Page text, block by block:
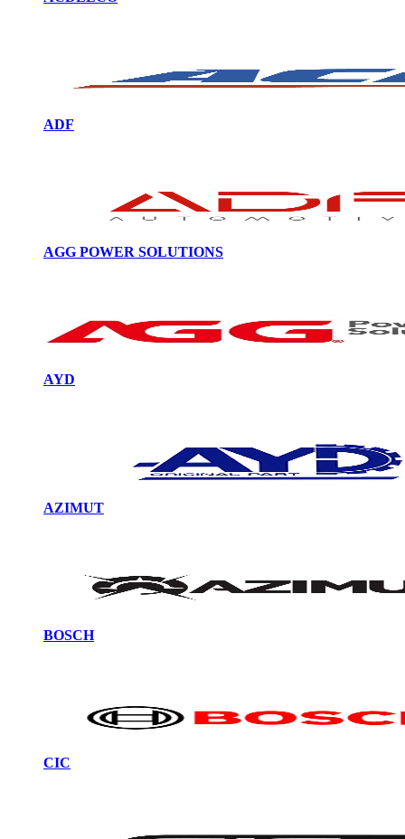
ADF
AGG POWER SOLUTIONS
AYD
AZIMUT
BOSCH
CIC